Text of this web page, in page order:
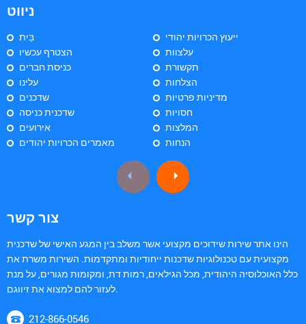
ניווט
בַּיִת
הצטרף עכשיו
כניסת חברים
עלינו
שדכנים
שדכנית כניסה
אירועים
מאמרים הכרויות יהודים
ייעוץ הכרויות יהודי
עלצוות
תקשורת
הצלחות
מדיניות פרטיות
חסויות
המלצות
הנחות
צור קשר
הינו אתר שירות שידוכים מקצועי אשר משלב בין המגע האישי של שדכנית
מקצועית עם טכנולוגיות שדכנות ייחודיות ומתקדמות. השירות משרת את
כלל האוכלוסיה היהודית, מכל הגילאים, רמות דת, ומקומות מגורים, על מנת
לעזור להם למצוא את זיווגם.
212-866-0546